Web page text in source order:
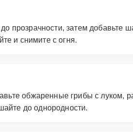
прозрачности, затем добавьте
и снимите с огня.
обжаренные грибы с луком,
до однородности.